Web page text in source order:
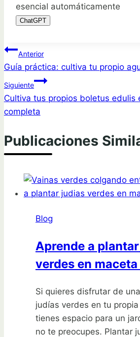
esencial automáticamente
ChatGPT
Navegación
de
entradas
Anterior
Guía práctica: cultiva tu propio
Siguiente
Cultiva tus propios boletus edulis
completa
Publicaciones
Blog
Aprende a
verdes en
Si quieres disfrutar de
judías verdes en tu
tienes espacio para un
no te preocupes. Plantar